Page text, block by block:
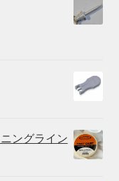
ングライン